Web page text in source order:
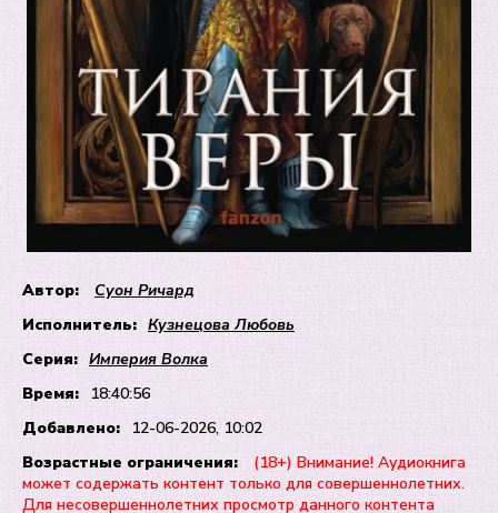
Автор:
Суон Ричард
Исполнитель: Кузнецова Любовь
Серия: Империя Волка
Время:
18:40:56
Добавлено:
12-06-2026, 10:02
Возрастные ограничения:
(18+) Внимание! Аудиокнига
может содержать контент только для совершеннолетних.
Для несовершеннолетних просмотр данного контента